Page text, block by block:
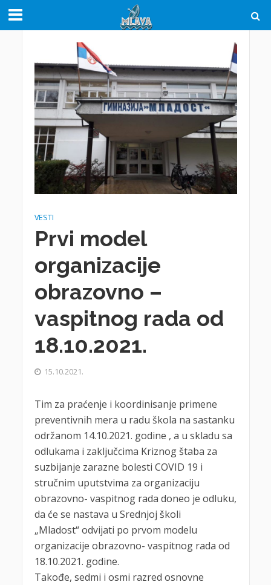
VESTI
Prvi model
organizacije
obrazovno –
vaspitnog rada od
18.10.2021.
15.10.2021.
Tim za praćenje i koordinisanje primene
preventivnih mera u radu škola na sastanku
održanom 14.10.2021. godine , a u skladu sa
odlukama i zaključcima Kriznog štaba za
suzbijanje zarazne bolesti COVID 19 i
stručnim uputstvima za organizaciju
obrazovno- vaspitnog rada doneo je odluku,
da će se nastava u Srednjoj školi
„Mladost“ odvijati po prvom modelu
organizacije obrazovno- vaspitnog rada od
18.10.2021. godine.
Takođe, sedmi i osmi razred osnovne